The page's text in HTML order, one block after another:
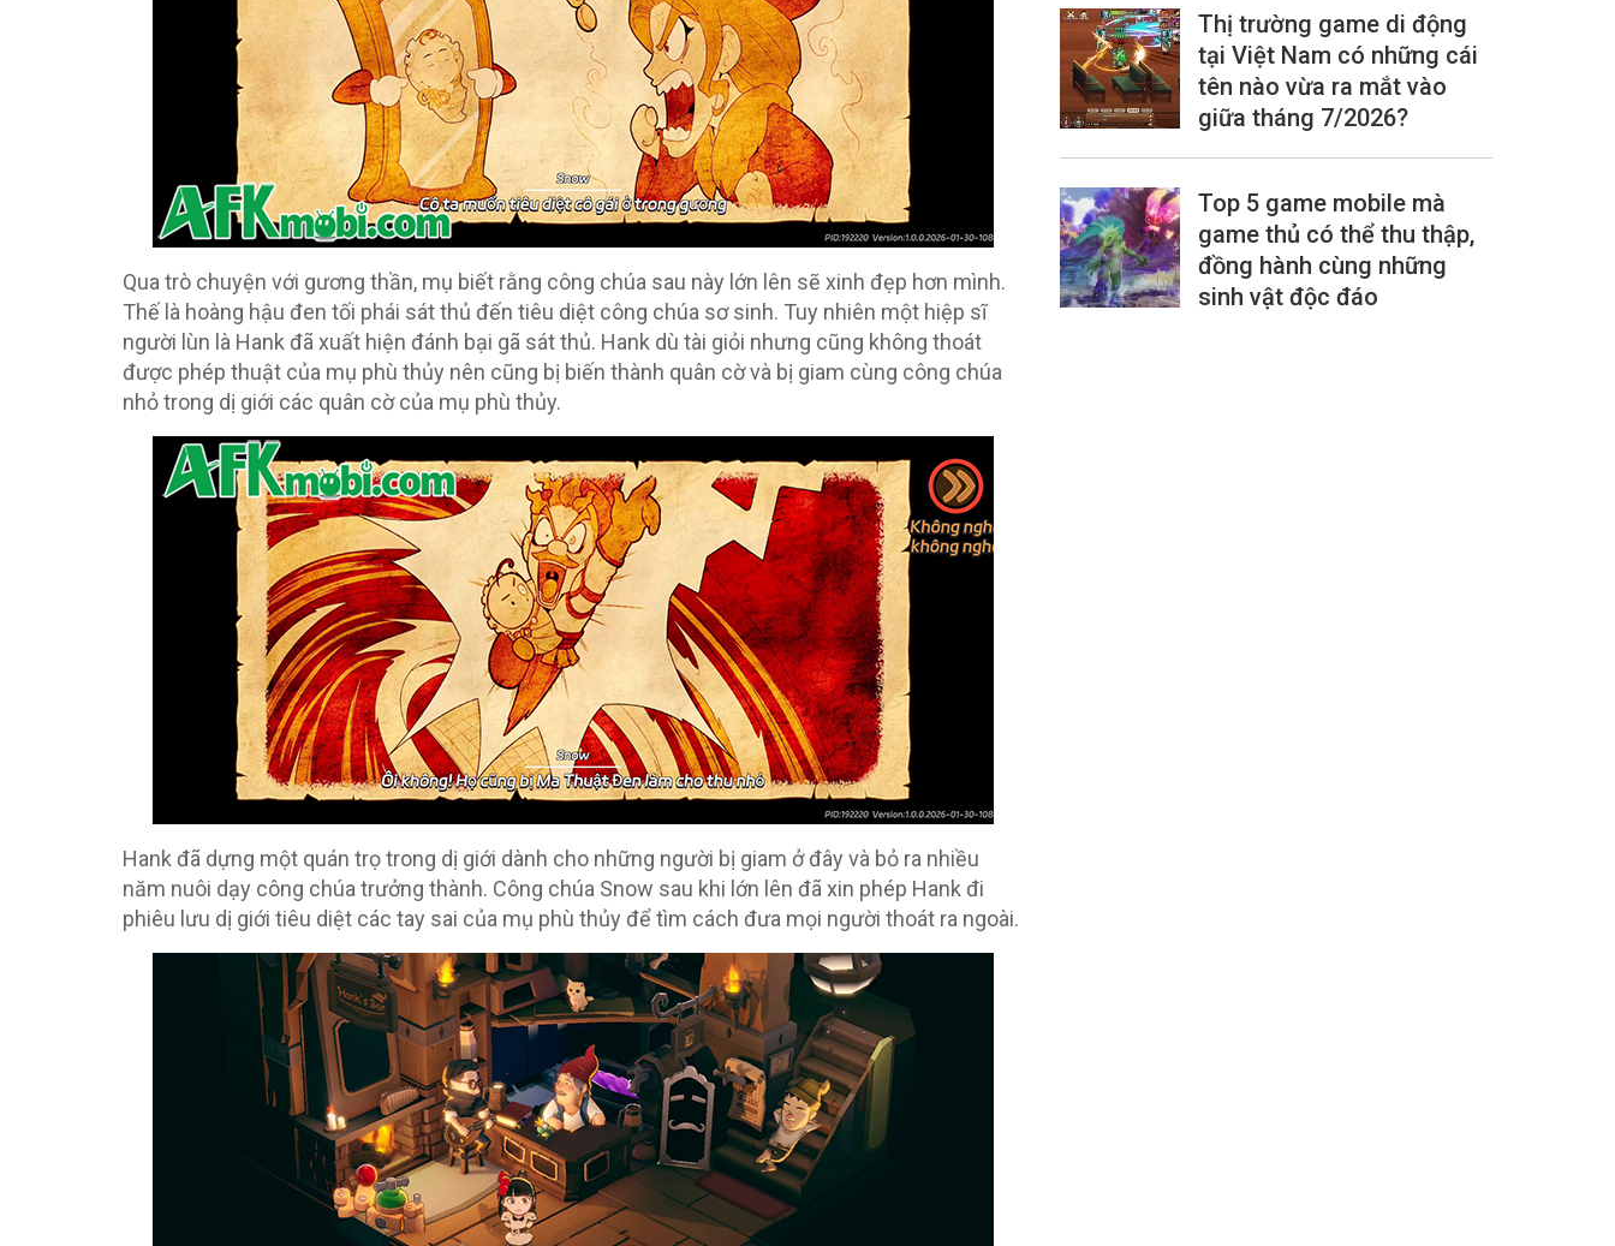
Qua trò chuyện với gương thần, mụ biết rằng công chúa sau này lớn lên sẽ xinh đẹp hơn mình.
Thế là hoàng hậu đen tối phái sát thủ đến tiêu diệt công chúa sơ sinh. Tuy nhiên một hiệp sĩ
người lùn là Hank đã xuất hiện đánh bại gã sát thủ. Hank dù tài giỏi nhưng cũng không thoát
được phép thuật của mụ phù thủy nên cũng bị biến thành quân cờ và bị giam cùng công chúa
nhỏ trong dị giới các quân cờ của mụ phù thủy.
Hank đã dựng một quán trọ trong dị giới dành cho những người bị giam ở đây và bỏ ra nhiều
năm nuôi dạy công chúa trưởng thành. Công chúa Snow sau khi lớn lên đã xin phép Hank đi
phiêu lưu dị giới tiêu diệt các tay sai của mụ phù thủy để tìm cách đưa mọi người thoát ra ngoài.
Thị trường game di động
tại Việt Nam có những cái
tên nào vừa ra mắt vào
giữa tháng 7/2026?
Top 5 game mobile mà
game thủ có thể thu thập,
đồng hành cùng những
sinh vật độc đáo